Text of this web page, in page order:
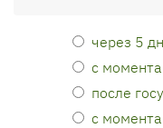
через 5
с
после
с